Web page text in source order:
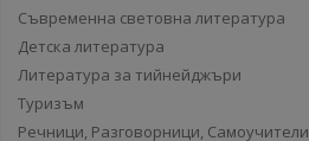
Съвременна световна литература
Детска литература
Литература за тийнейджъри
Туризъм
Речници, Разговорници, Самоучители